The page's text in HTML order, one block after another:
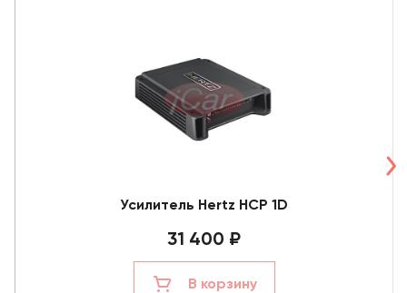
Усилитель Hertz HCP 1D
31 400 ₽
В корзину